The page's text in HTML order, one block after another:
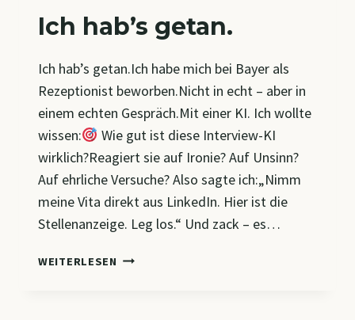
Ich hab’s getan.
Ich hab’s getan.Ich habe mich bei Bayer als
Rezeptionist beworben.Nicht in echt – aber in
einem echten Gespräch.Mit einer KI. Ich wollte
wissen:
Wie gut ist diese Interview-KI
wirklich?Reagiert sie auf Ironie? Auf Unsinn?
Auf ehrliche Versuche? Also sagte ich:„Nimm
meine Vita direkt aus LinkedIn. Hier ist die
Stellenanzeige. Leg los.“ Und zack – es…
WEITERLESEN ICH